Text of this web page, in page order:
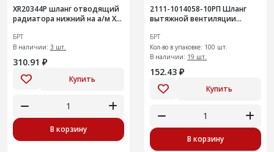
ХR20344Р шланг отводящий
радиатора нижний на а/м X-
БРТ
В наличии: 3 шт.
310.91 ₽
Купить
В корзину
2111-1014058-10РП Шланг
вытяжной вентиляции
БРТ
Кол-во в упаковке: 100 шт.
В наличии: 19 шт.
152.43 ₽
Купить
В корзину